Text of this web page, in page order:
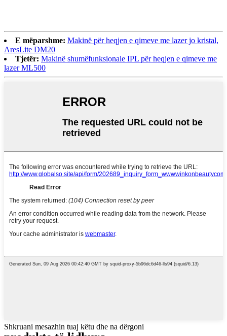
E mëparshme: Makinë për heqjen e qimeve me lazer jo kristal,
AresLite DM20
Tjetër: Makinë shumëfunksionale IPL për heqjen e qimeve me
lazer ML500
Shkruani mesazhin tuaj këtu dhe na dërgoni